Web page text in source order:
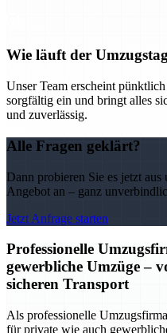
Wie läuft der
Unser Team erscheint
sorgfältig ein und bringt alles
und zuverlässig.
Alle Fragen geklärt?
Dann probieren Sie es jetzt
Angebot an – ganz
Jetzt Anfrage starten
Professionelle
gewerbliche Umzüge –
sicheren Transport
Als professionelle
für private wie auch